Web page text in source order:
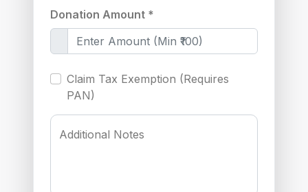
Donation Amount *
Claim Tax Exemption (Requires
PAN)
Additional Notes